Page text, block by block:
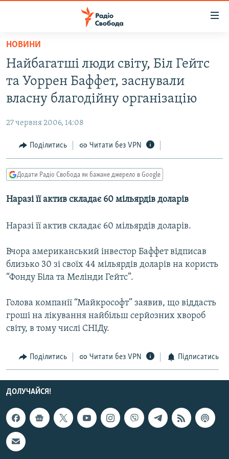
Перейти
основного
матеріалу
до
основної
навігації
Перейти
до
пошуку
РАДІО СВОБОДА – 70 РОКІВ
ЕКОНОМІКА
СУСПІЛЬСТВО
УКРАЇНА
РОСІЙСЬКА «ФІЛЬТРАЦІЯ»
ДОНБАС.РЕАЛІЇ
ТИ ЯК?
СХЕМИ
КИТАЙ.ВИКЛИКИ
ФОТО
СПЕЦПРОЄКТИ
КРИМ РЕАЛІЇ
РУС
УКР
КТАТ
НОВИНИ
Найбагатші люди світу, Біл Гейтс
та Уоррен Баффет, заснували
власну благодійну організацію
27 червня 2006, 14:08
Поділитись Читати без VPN
Додати Радіо Свобода як бажане джерело в Google
Наразі її актив складає 60 мільярдів доларів
Наразі її актив складає 60 мільярдів доларів.
Вчора американський інвестор Баффет відписав
близько 30 зі своїх 44 мільярдів доларів на користь
“Фонду Біла та Мелінди Гейтс”.
Голова компанії “Майкрософт” заявив, що віддасть
гроші на лікування найбільш серйозних хвороб
світу, в тому числі СНІДу.
Поділитись Читати без VPN Підписатись
ДОЛУЧАЙСЯ!